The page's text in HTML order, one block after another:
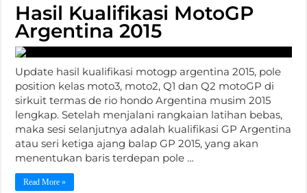
Hasil Kualifikasi MotoGP
Argentina 2015
Update hasil kualifikasi motogp argentina 2015, pole
position kelas moto3, moto2, Q1 dan Q2 motoGP di
sirkuit termas de rio hondo Argentina musim 2015
lengkap. Setelah menjalani rangkaian latihan bebas,
maka sesi selanjutnya adalah kualifikasi GP Argentina
atau seri ketiga ajang balap GP 2015, yang akan
menentukan baris terdepan pole …
Read More »